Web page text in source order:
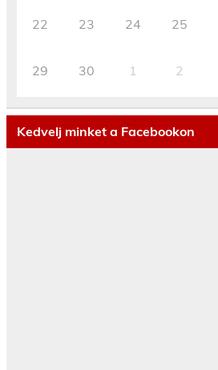
22 23 24 25
29 30 1 2
Kedvelj minket a Facebookon